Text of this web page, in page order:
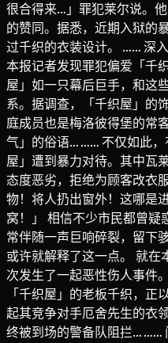
很合得来…」罪犯莱尔说。
的赞同。据悉，近期入狱的
过千织的衣装设计。 …… 深
本报记者发现罪犯偏爱「千
屋」如一只幕后巨手，和这
系。据调查，「千织屋」的
庭成员也是梅洛彼得堡的常
气」的俗语… …… 不仅如此
屋」遭到暴力对待。其中瓦
态度恶劣，拒绝为顾客改衣
物！将人扔出窗外！这哪是
窝！」 相信不少市民都曾疑
常伴随一声巨响碎裂，留下
或许就解释了这一点。 就在
次发生了一起恶性伤人事件
「千织屋」的老板千织，
起其竞争对手厄舍先生的衣
终被到场的警备队阻拦… ……